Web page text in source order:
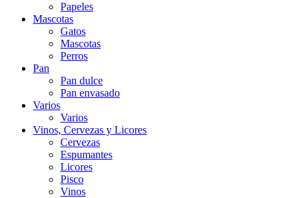
Papeles
Mascotas
Gatos
Mascotas
Perros
Pan
Pan dulce
Pan envasado
Varios
Varios
Vinos, Cervezas y Licores
Cervezas
Espumantes
Licores
Pisco
Vinos